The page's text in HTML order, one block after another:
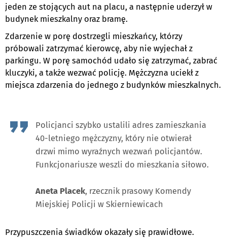
jeden ze stojących aut na placu, a następnie uderzył w
budynek mieszkalny oraz bramę.
Zdarzenie w porę dostrzegli mieszkańcy, którzy
próbowali zatrzymać kierowcę, aby nie wyjechał z
parkingu. W porę samochód udało się zatrzymać, zabrać
kluczyki, a także wezwać policję. Mężczyzna uciekł z
miejsca zdarzenia do jednego z budynków mieszkalnych.
Policjanci szybko ustalili adres zamieszkania
40-letniego mężczyzny, który nie otwierał
drzwi mimo wyraźnych wezwań policjantów.
Funkcjonariusze weszli do mieszkania siłowo.
Aneta Placek, rzecznik prasowy Komendy
Miejskiej Policji w Skierniewicach
Przypuszczenia świadków okazały się prawidłowe.